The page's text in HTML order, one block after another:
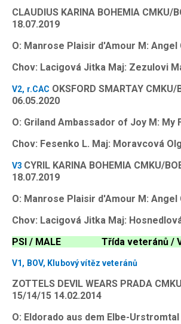
CLAUDIUS KARINA BOHEMIA CMKU/
18.07.2019
O: Manrose Plaisir d'Amour M: Angel
Chov: Lacigová Jitka Maj: Zezulovi
V2, r.CAC OKSFORD SMARTAY
06.05.2020
O: Griland Ambassador of Joy M: My
Chov: Fesenko L. Maj: Moravcová
V3 CYRIL KARINA BOHEMIA CMKU/
18.07.2019
O: Manrose Plaisir d'Amour M: Angel
Chov: Lacigová Jitka Maj:
PSI / MALE Třída veteránů /
V1, BOV, Klubový vítěz veteránů
ZOTTELS DEVIL WEARS PRADA
15/14/15 14.02.2014
O: Eldorado aus dem Elbe-